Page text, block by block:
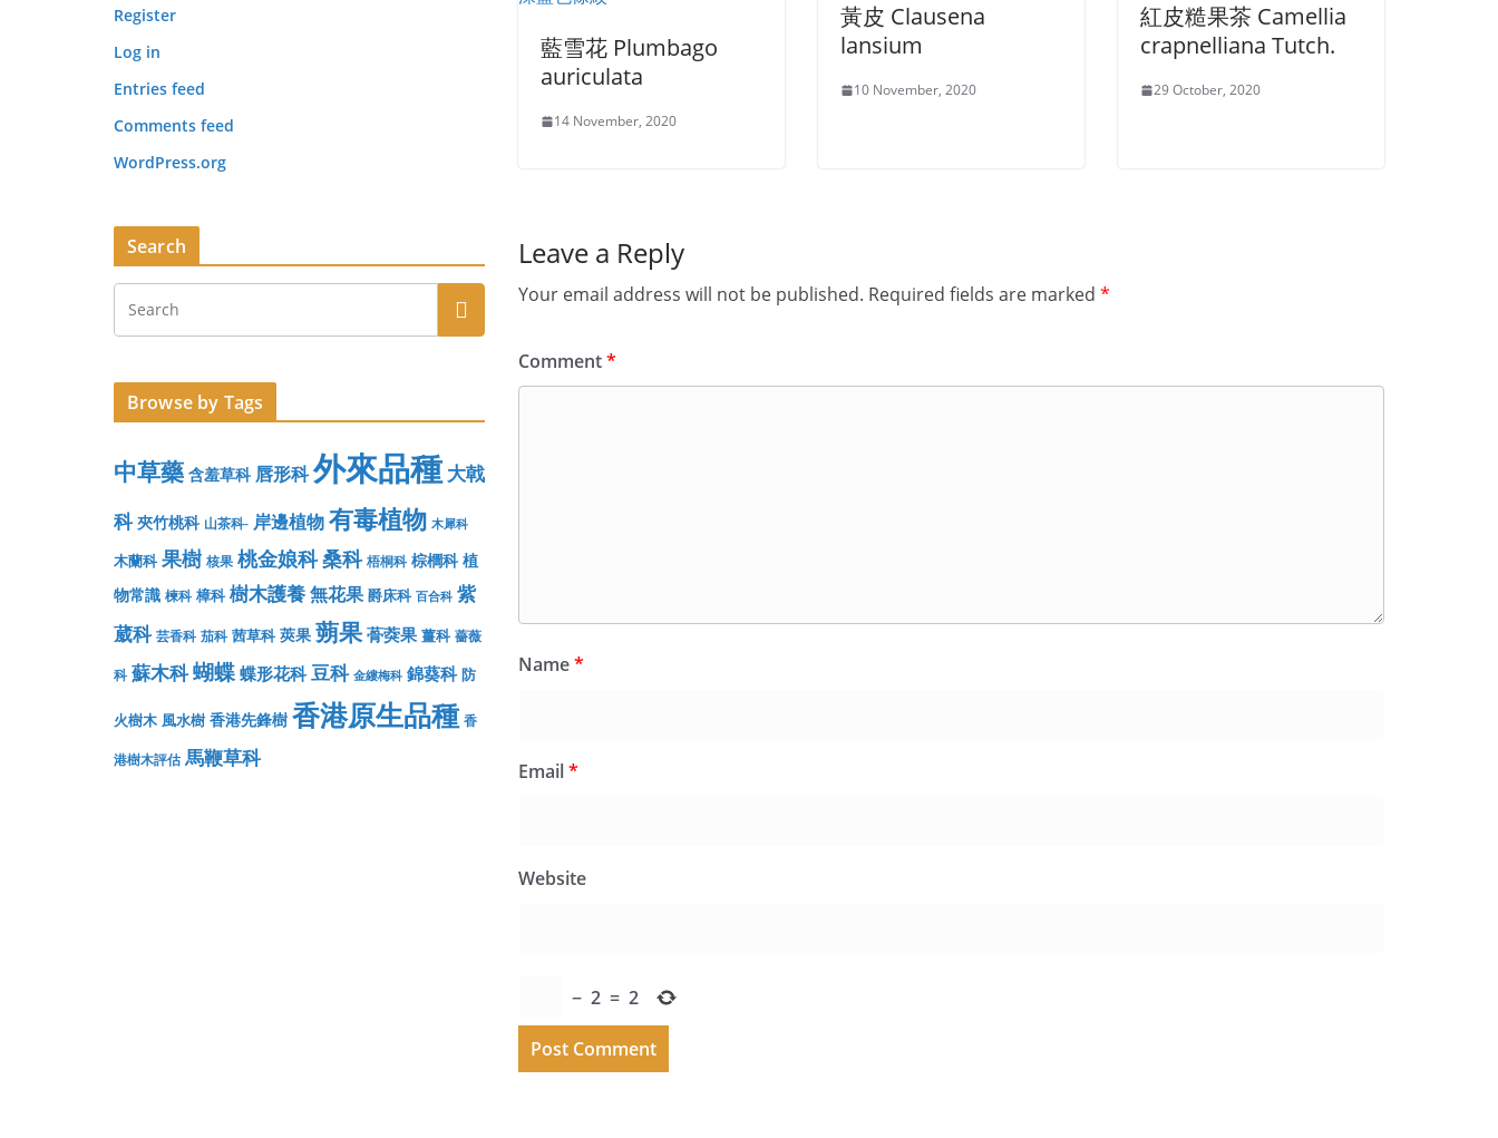
藍雪花 Plumbago
auriculata
14 November, 2020
黃皮 Clausena
lansium
10 November, 2020
紅皮糙果茶 Camellia
crapnelliana Tutch.
29 October, 2020
Leave a Reply
Your email address will not be published. Required fields are marked *
Comment*
Name*
Email*
Website
− 2 = 2
Register
Log in
Entries feed
Comments feed
WordPress.org
Search
Browse by Tags
中草藥 含羞草科 唇形科外來品種 大戟
科 夾竹桃科 山茶科- 岸邊植物有毒植物 木犀科
木蘭科 果樹 核果 桃金娘科桑科 梧桐科 棕櫚科 植
物常識 楝科 樟科 樹木護養無花果 爵床科 百合科 紫
葳科 芸香科 茄科 茜草科 莢果 蒴果蓇葖果 薑科 薔薇
科 蘇木科蝴蝶蝶形花科豆科 金縷梅科 錦葵科 防
火樹木 風水樹 香港先鋒樹 香港原生品種 香
港樹木評估 馬鞭草科